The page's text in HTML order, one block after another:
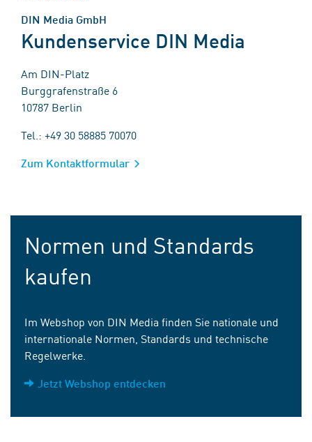
DIN Media GmbH
Kundenservice DIN Media
Am DIN-Platz
Burggrafenstraße 6
10787 Berlin
Tel.: +49 30 58885 70070
Zum Kontaktformular
Normen und Standards
kaufen
Im Webshop von DIN Media finden Sie nationale und
internationale Normen, Standards und technische
Regelwerke.
Jetzt Webshop entdecken